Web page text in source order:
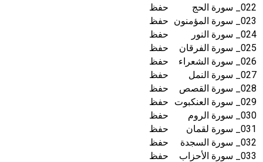
022_ سورة الحج
حفظ
023_ سورة المؤمنون
حفظ
024_ سورة النور
حفظ
025_ سورة الفرقان
حفظ
026_ سورة الشعراء
حفظ
027_ سورة النمل
حفظ
028_ سورة القصص
حفظ
029_ سورة العنكبوت
حفظ
030_ سورة الروم
حفظ
031_ سورة لقمان
حفظ
032_ سورة السجدة
حفظ
033_ سورة الأحزاب
حفظ